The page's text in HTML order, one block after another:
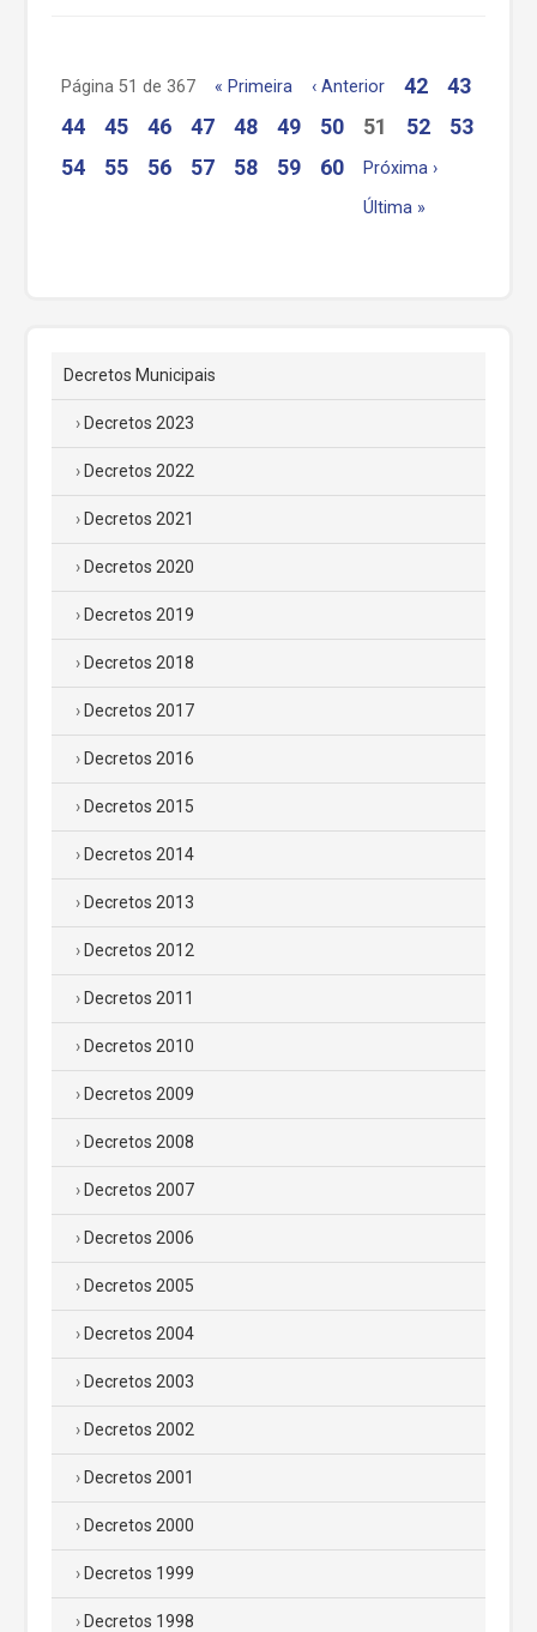
Página 51 de 367 « Primeira ‹ Anterior 42
43
44
45 46 47 48 49 50 51 52
53
54
55 56 57 58 59 60
Próxima ›
Última »
Decretos Municipais
Decretos 2023
Decretos 2022
Decretos 2021
Decretos 2020
Decretos 2019
Decretos 2018
Decretos 2017
Decretos 2016
Decretos 2015
Decretos 2014
Decretos 2013
Decretos 2012
Decretos 2011
Decretos 2010
Decretos 2009
Decretos 2008
Decretos 2007
Decretos 2006
Decretos 2005
Decretos 2004
Decretos 2003
Decretos 2002
Decretos 2001
Decretos 2000
Decretos 1999
Decretos 1998